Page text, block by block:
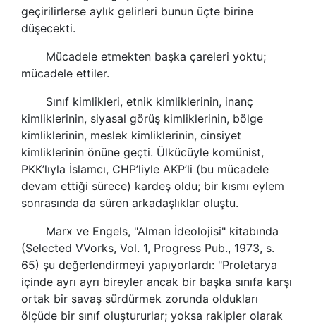
geçirilirlerse aylık gelirleri bunun üçte birine
düşecekti.
Mücadele etmekten başka çareleri yoktu;
mücadele ettiler.
Sınıf kimlikleri, etnik kimliklerinin, inanç
kimliklerinin, siyasal görüş kimliklerinin, bölge
kimliklerinin, meslek kimliklerinin, cinsiyet
kimliklerinin önüne geçti. Ülkücüyle komünist,
PKK’lıyla İslamcı, CHP’liyle AKP’li (bu mücadele
devam ettiği sürece) kardeş oldu; bir kısmı eylem
sonrasında da süren arkadaşlıklar oluştu.
Marx ve Engels, "Alman İdeolojisi" kitabında
(Selected VVorks, Vol. 1, Progress Pub., 1973, s.
65) şu değerlendirmeyi yapıyorlardı: "Proletarya
içinde ayrı ayrı bireyler ancak bir başka sınıfa karşı
ortak bir savaş sürdürmek zorunda oldukları
ölçüde bir sınıf oluştururlar; yoksa rakipler olarak